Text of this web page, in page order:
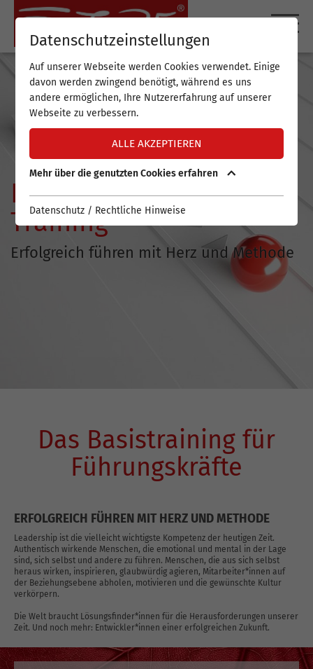
FUTURE-Leadership-
Training
Erfolgreich führen mit Herz und Methode
Das Basistraining für
Führungskräfte
ERFOLGREICH FÜHREN MIT HERZ UND METHODE
Leadership ist die vielleicht wichtigste Kompetenz der heutigen Zeit.
Authentisch wirkende Menschen, die emotional und mental in der Lage
sind, sich selbst und andere zu führen. Menschen, die aus sich selbst
heraus wirken, inspirieren, glaubwürdig agieren, Mitarbeiter*innen auf
der Beziehungsebene abholen, motivieren und die gewünschte Kultur
verkörpern.
Die Welt braucht Lösungsfinder*innen für die Herausforderungen unserer
Zeit. Und noch mehr: Entwickler*innen einer erfolgreichen Zukunft.
Datenschutzeinstellungen
Auf unserer Webseite werden Cookies verwendet. Einige
davon werden zwingend benötigt, während es uns
andere ermöglichen, Ihre Nutzererfahrung auf unserer
Webseite zu verbessern.
ALLE AKZEPTIEREN
Mehr über die genutzten Cookies erfahren
Datenschutz / Rechtliche Hinweise